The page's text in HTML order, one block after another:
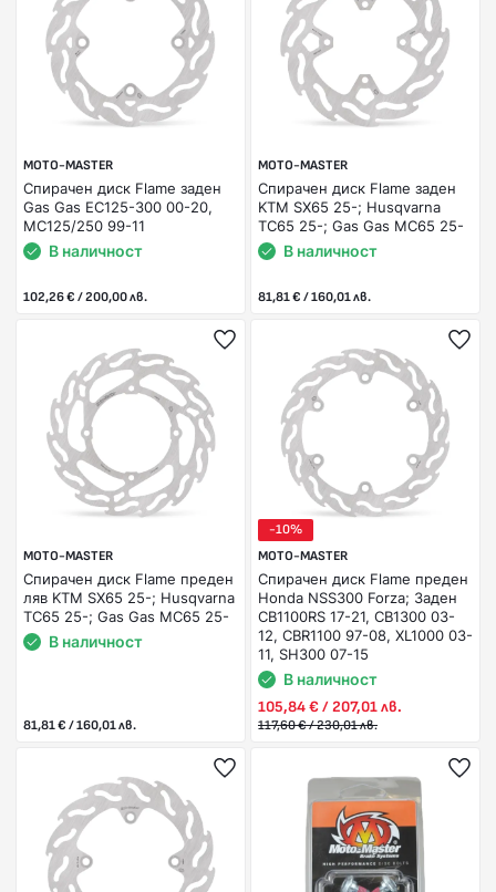
MOTO-MASTER
Спирачен диск Flame заден
Gas Gas EC125-300 00-20,
MC125/250 99-11
В наличност
102,26 € / 200,00 лв.
MOTO-MASTER
Спирачен диск Flame заден
KTM SX65 25-; Husqvarna
TC65 25-; Gas Gas MC65 25-
В наличност
81,81 € / 160,01 лв.
MOTO-MASTER
Спирачен диск Flame преден
ляв KTM SX65 25-; Husqvarna
TC65 25-; Gas Gas MC65 25-
В наличност
81,81 € / 160,01 лв.
-10%
MOTO-MASTER
Спирачен диск Flame преден
Honda NSS300 Forza; Заден
CB1100RS 17-21, CB1300 03-
12, CBR1100 97-08, XL1000 03-
11, SH300 07-15
В наличност
105,84 € / 207,01 лв.
117,60 € / 230,01 лв.